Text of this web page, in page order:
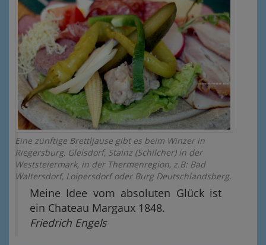
Eine zünftige Brettljause gibt es beim Winzer in
Riegersburg, Gleisdorf, Stainz (Schilcher) in der
Weststeiermark, in der Thermenregion, z.B: Bad
Waltersdorf, Loipersdorf oder Burg Deutschlandsberg.
Meine Idee vom absoluten Glück ist
ein Chateau Margaux 1848.
Friedrich Engels